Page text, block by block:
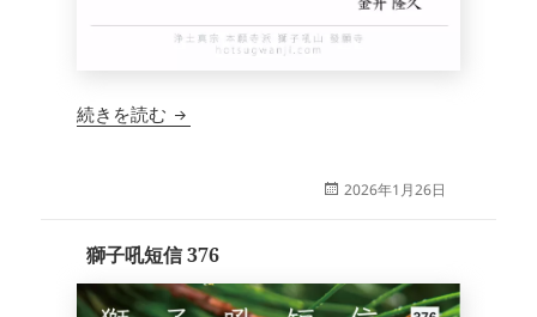
続きを読む 獅子吼短信 377
投
2026年1月26日
獅子吼短信 376